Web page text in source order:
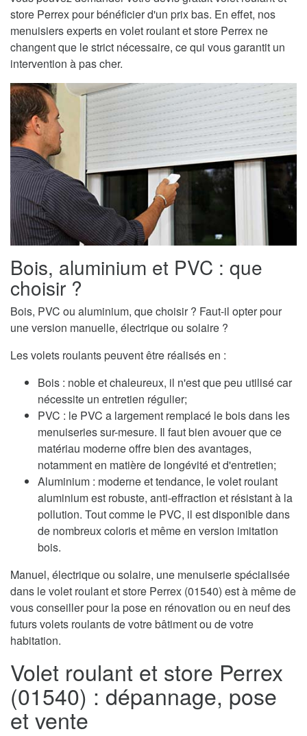
store Perrex pour bénéficier d'un prix bas. En effet, nos
menuisiers experts en volet roulant et store Perrex ne
changent que le strict nécessaire, ce qui vous garantit un
intervention à pas cher.
Bois, aluminium et PVC : que
choisir ?
Bois, PVC ou aluminium, que choisir ? Faut-il opter pour
une version manuelle, électrique ou solaire ?
Les volets roulants peuvent être réalisés en :
Bois : noble et chaleureux, il n'est que peu utilisé car
nécessite un entretien régulier;
PVC : le PVC a largement remplacé le bois dans les
menuiseries sur-mesure. Il faut bien avouer que ce
matériau moderne offre bien des avantages,
notamment en matière de longévité et d'entretien;
Aluminium : moderne et tendance, le volet roulant
aluminium est robuste, anti-effraction et résistant à la
pollution. Tout comme le PVC, il est disponible dans
de nombreux coloris et même en version imitation
bois.
Manuel, électrique ou solaire, une menuiserie spécialisée
dans le volet roulant et store Perrex (01540) est à même de
vous conseiller pour la pose en rénovation ou en neuf des
futurs volets roulants de votre bâtiment ou de votre
habitation.
Volet roulant et store Perrex
(01540) : dépannage, pose
et vente